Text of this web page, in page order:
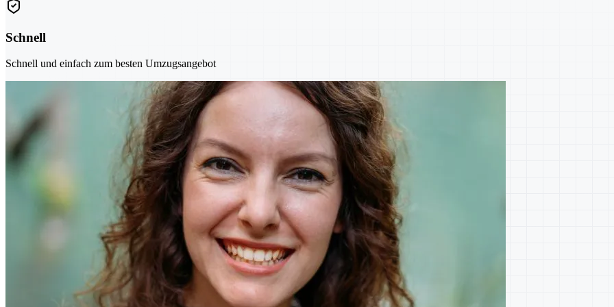
Schnell
Schnell und einfach zum besten Umzugsangebot